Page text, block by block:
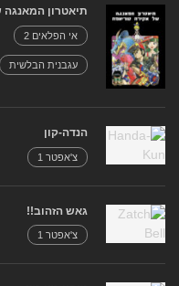
תיאטרון
אי הפלאים 2
עגבנית הבלשית
הנדה-קון
צ'אפטר 1
גאש הזהוב!!
צ'אפטר 1